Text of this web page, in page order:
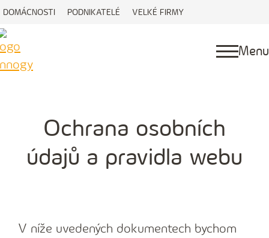
DOMÁCNOSTI PODNIKATELÉ VELKÉ FIRMY
Menu
Ochrana osobních
údajů a pravidla webu
V níže uvedených dokumentech bychom